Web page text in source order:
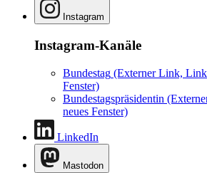
Instagram
Instagram-Kanäle
Bundestag (Externer Link,
Fenster)
Bundestagspräsidentin
neues Fenster)
LinkedIn
Mastodon